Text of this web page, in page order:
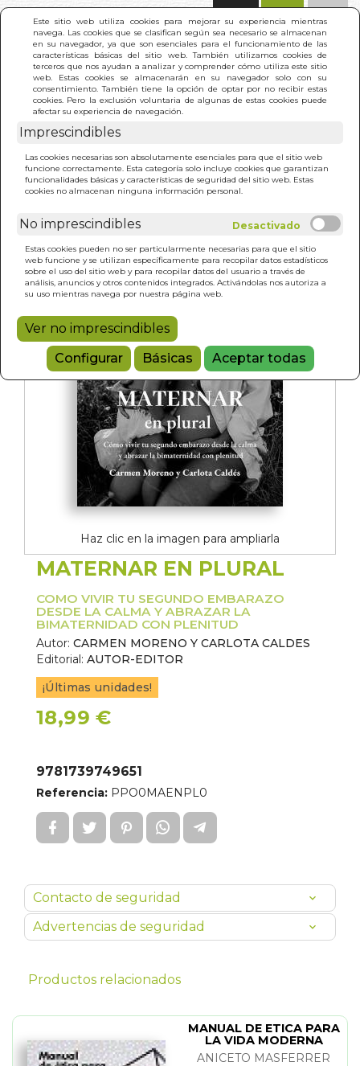
Este sitio web utiliza cookies para mejorar su experiencia mientras
navega. Las cookies que se clasifican según sea necesario se almacenan
en su navegador, ya que son esenciales para el funcionamiento de las
características básicas del sitio web. También utilizamos cookies de
terceros que nos ayudan a analizar y comprender cómo utiliza este sitio
web. Estas cookies se almacenarán en su navegador solo con su
consentimiento. También tiene la opción de optar por no recibir estas
cookies. Pero la exclusión voluntaria de algunas de estas cookies puede
afectar su experiencia de navegación.
Imprescindibles
Las cookies necesarias son absolutamente esenciales para que el sitio web
funcione correctamente. Esta categoría solo incluye cookies que garantizan
funcionalidades básicas y características de seguridad del sitio web. Estas
cookies no almacenan ninguna información personal.
No imprescindibles
Estas cookies pueden no ser particularmente necesarias para que el sitio
web funcione y se utilizan específicamente para recopilar datos estadísticos
sobre el uso del sitio web y para recopilar datos del usuario a través de
análisis, anuncios y otros contenidos integrados. Activándolas nos autoriza a
su uso mientras navega por nuestra página web.
Ver no imprescindibles
Configurar
Básicas Aceptar todas
INICIO > MATERNAR EN PLURAL
Haz clic en la imagen para ampliarla
MATERNAR EN PLURAL
COMO VIVIR TU SEGUNDO EMBARAZO
DESDE LA CALMA Y ABRAZAR LA
BIMATERNIDAD CON PLENITUD
Autor: CARMEN MORENO Y CARLOTA CALDES
Editorial: AUTOR-EDITOR
¡Últimas unidades!
18,99 €
9781739749651
Referencia: PPO0MAENPL0
Contacto de seguridad
Advertencias de seguridad
Productos relacionados
MANUAL DE ETICA PARA
LA VIDA MODERNA
ANICETO MASFERRER